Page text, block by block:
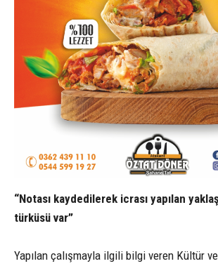
“Notası kaydedilerek icrası yapılan
türküsü var”
Yapılan çalışmayla ilgili bilgi veren Kültür